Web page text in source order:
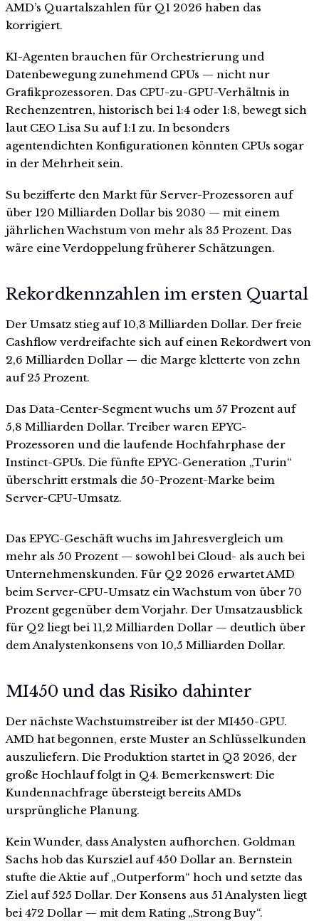
AMD’s Quartalszahlen für Q1 2026 haben das
korrigiert.
KI-Agenten brauchen für Orchestrierung und
Datenbewegung zunehmend CPUs — nicht nur
Grafikprozessoren. Das CPU-zu-GPU-Verhältnis in
Rechenzentren, historisch bei 1:4 oder 1:8, bewegt sich
laut CEO Lisa Su auf 1:1 zu. In besonders
agentendichten Konfigurationen könnten CPUs sogar
in der Mehrheit sein.
Su bezifferte den Markt für Server-Prozessoren auf
über 120 Milliarden Dollar bis 2030 — mit einem
jährlichen Wachstum von mehr als 35 Prozent. Das
wäre eine Verdoppelung früherer Schätzungen.
Rekordkennzahlen im ersten Quartal
Der Umsatz stieg auf 10,3 Milliarden Dollar. Der freie
Cashflow verdreifachte sich auf einen Rekordwert von
2,6 Milliarden Dollar — die Marge kletterte von zehn
auf 25 Prozent.
Das Data-Center-Segment wuchs um 57 Prozent auf
5,8 Milliarden Dollar. Treiber waren EPYC-
Prozessoren und die laufende Hochfahrphase der
Instinct-GPUs. Die fünfte EPYC-Generation „Turin“
überschritt erstmals die 50-Prozent-Marke beim
Server-CPU-Umsatz.
Das EPYC-Geschäft wuchs im Jahresvergleich um
mehr als 50 Prozent — sowohl bei Cloud- als auch bei
Unternehmenskunden. Für Q2 2026 erwartet AMD
beim Server-CPU-Umsatz ein Wachstum von über 70
Prozent gegenüber dem Vorjahr. Der Umsatzausblick
für Q2 liegt bei 11,2 Milliarden Dollar — deutlich über
dem Analystenkonsens von 10,5 Milliarden Dollar.
MI450 und das Risiko dahinter
Der nächste Wachstumstreiber ist der MI450-GPU.
AMD hat begonnen, erste Muster an Schlüsselkunden
auszuliefern. Die Produktion startet in Q3 2026, der
große Hochlauf folgt in Q4. Bemerkenswert: Die
Kundennachfrage übersteigt bereits AMDs
ursprüngliche Planung.
Kein Wunder, dass Analysten aufhorchen. Goldman
Sachs hob das Kursziel auf 450 Dollar an. Bernstein
stufte die Aktie auf „Outperform“ hoch und setzte das
Ziel auf 525 Dollar. Der Konsens aus 51 Analysten liegt
bei 472 Dollar — mit dem Rating „Strong Buy“.